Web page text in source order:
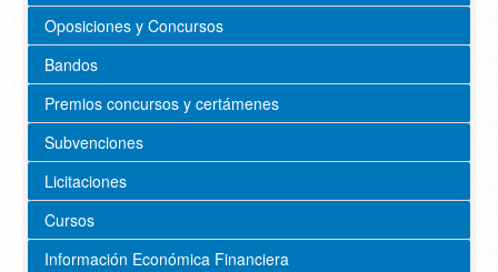
Oposiciones y Concursos
Bandos
Premios concursos y certámenes
Subvenciones
Licitaciones
Cursos
Información Económica Financiera